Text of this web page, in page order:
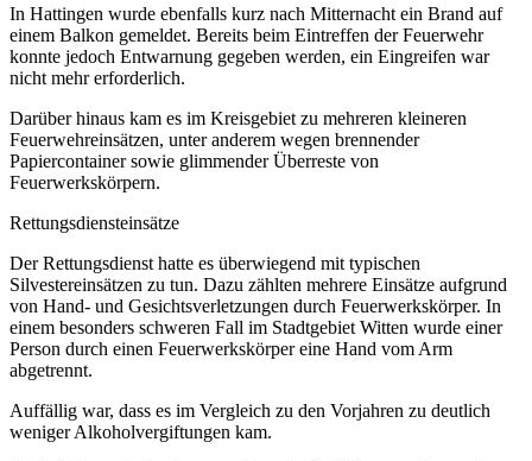
In Hattingen wurde ebenfalls kurz nach Mitternacht ein Brand auf
einem Balkon gemeldet. Bereits beim Eintreffen der Feuerwehr
konnte jedoch Entwarnung gegeben werden, ein Eingreifen war
nicht mehr erforderlich.
Darüber hinaus kam es im Kreisgebiet zu mehreren kleineren
Feuerwehreinsätzen, unter anderem wegen brennender
Papiercontainer sowie glimmender Überreste von
Feuerwerkskörpern.
Rettungsdiensteinsätze
Der Rettungsdienst hatte es überwiegend mit typischen
Silvestereinsätzen zu tun. Dazu zählten mehrere Einsätze aufgrund
von Hand- und Gesichtsverletzungen durch Feuerwerkskörper. In
einem besonders schweren Fall im Stadtgebiet Witten wurde einer
Person durch einen Feuerwerkskörper eine Hand vom Arm
abgetrennt.
Auffällig war, dass es im Vergleich zu den Vorjahren zu deutlich
weniger Alkoholvergiftungen kam.